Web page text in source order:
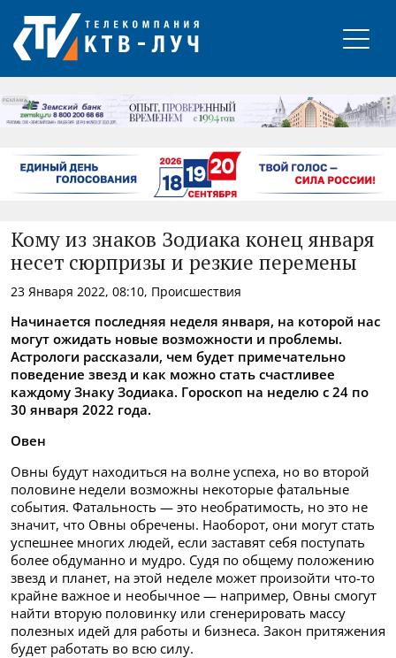
РЕКЛАМА
Кому из знаков Зодиака конец января
несет сюрпризы и резкие перемены
23 Января 2022, 08:10, Происшествия
Начинается последняя неделя января, на которой нас
могут ожидать новые возможности и проблемы.
Астрологи рассказали, чем будет примечательно
поведение звезд и как можно стать счастливее
каждому Знаку Зодиака. Гороскоп на неделю с 24 по
30 января 2022 года.
Овен
Овны будут находиться на волне успеха, но во второй
половине недели возможны некоторые фатальные
события. Фатальность — это необратимость, но это не
значит, что Овны обречены. Наоборот, они могут стать
успешнее многих людей, если заставят себя поступать
более обдуманно и мудро. Судя по общему положению
звезд и планет, на этой неделе может произойти что-то
крайне важное и необычное — например, Овны смогут
найти вторую половинку или сгенерировать массу
полезных идей для работы и бизнеса. Закон притяжения
будет работать во всю силу.